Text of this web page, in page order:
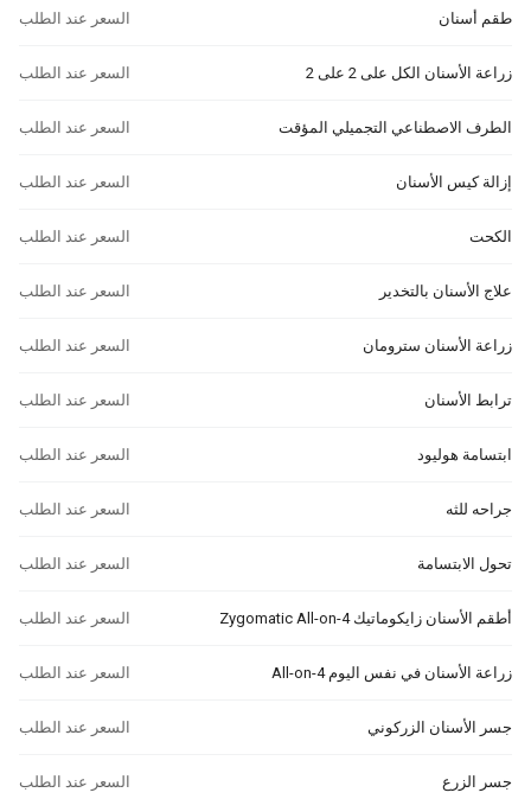
طقم أسنان السعر عند الطلب
زراعة الأسنان الكل على 2 على 2 السعر عند الطلب
الطرف الاصطناعي التجميلي المؤقت السعر عند الطلب
إزالة كيس الأسنان السعر عند الطلب
الكحت السعر عند الطلب
علاج الأسنان بالتخدير السعر عند الطلب
زراعة الأسنان سترومان السعر عند الطلب
ترابط الأسنان السعر عند الطلب
ابتسامة هوليود السعر عند الطلب
جراحه للثه السعر عند الطلب
تحول الابتسامة السعر عند الطلب
أطقم الأسنان زايكوماتيك Zygomatic All-on-4 السعر عند الطلب
زراعة الأسنان في نفس اليوم All-on-4 السعر عند الطلب
جسر الأسنان الزركوني السعر عند الطلب
جسر الزرع السعر عند الطلب